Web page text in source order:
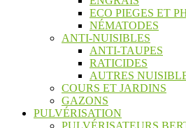
ECO PIEGES ET
NÉMATODES
ANTI-NUISIBLES
ANTI-TAUPES
RATICIDES
AUTRES
COURS ET JARDINS
GAZONS
PULVÉRISATION
PULVÉRISATEURS